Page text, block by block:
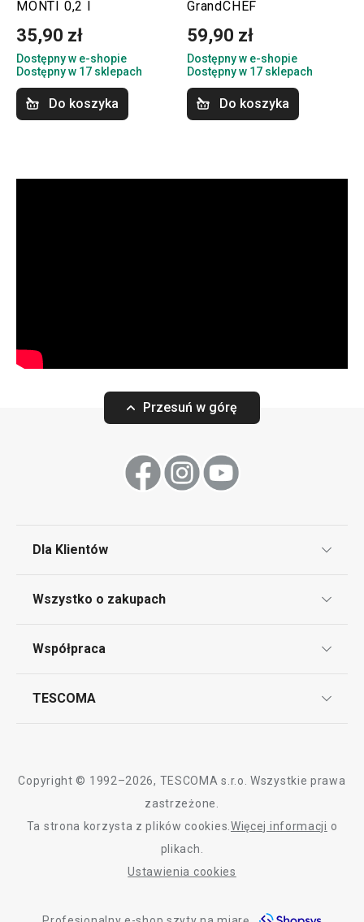
MONTI 0,2 l
35,90 zł
Dostępny w e-shopie
Dostępny w 17 sklepach
Do koszyka
GrandCHEF
59,90 zł
Dostępny w e-shopie
Dostępny w 17 sklepach
Do koszyka
Przesuń w górę
Dla Klientów
Bony podarunkowe
Wszystko o zakupach
Dostawa i sposoby płatności
Współpraca
TESCOMA
Graficzne oznaczenie produktów
Polityka prywatności
Copyright © 1992–2026, TESCOMA s.r.o. Wszystkie prawa
zastrzeżone.
Ta strona korzysta z plików cookies. Więcej informacji o
plikach.
Ustawienia cookies